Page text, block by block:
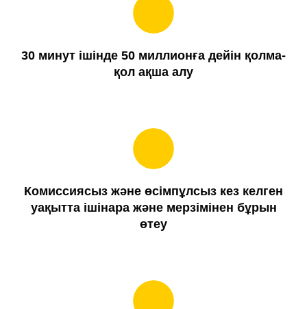
30 минут ішінде 50 миллионға дейін қолма-
қол ақша алу
Комиссиясыз және өсімпұлсыз кез келген
уақытта ішінара және мерзімінен бұрын
өтеу